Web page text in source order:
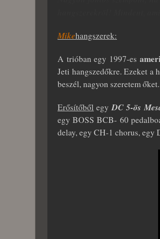
Mikehangszerek:
A trióban egy 1997-es
Jeti hangszedőkre. Ezeket a
beszél, nagyon szeretem őket.
Erősítőből egyDC 5-ös
egy BOSS BCB- 60
delay, egy CH-1 chorus,